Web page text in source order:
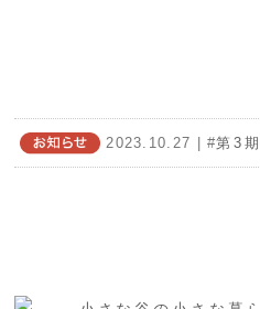
2023.10.27 | #第3期